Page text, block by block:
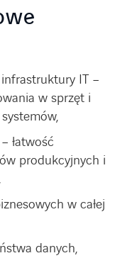
IT –
w sprzęt i
łatwość
produkcyjnych i
w całej
danych,